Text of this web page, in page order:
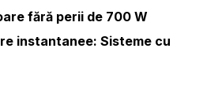
fără perii de 700 W
instantanee: Sisteme cu